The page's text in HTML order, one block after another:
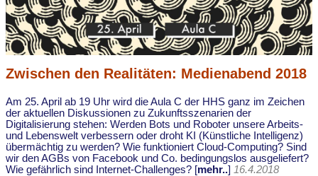
Zwischen den Realitäten: Medienabend 2018
Am 25. April ab 19 Uhr wird die Aula C der HHS ganz im Zeichen
der aktuellen Diskussionen zu Zukunftsszenarien der
Digitalisierung stehen: Werden Bots und Roboter unsere Arbeits-
und Lebenswelt verbessern oder droht KI (Künstliche Intelligenz)
übermächtig zu werden? Wie funktioniert Cloud-Computing? Sind
wir den AGBs von Facebook und Co. bedingungslos ausgeliefert?
Wie gefährlich sind Internet-Challenges? [mehr..] 16.4.2018